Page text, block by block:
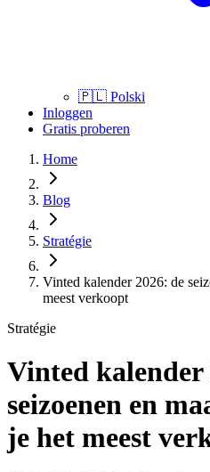
🇵🇱 Polski
Inloggen
Gratis proberen
Home
Blog
Stratégie
Vinted kalender 2026: de
meest verkoopt
Stratégie
Vinted kalender
seizoenen en
je het meest